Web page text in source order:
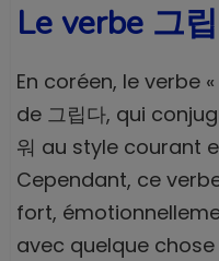
Le verbe 그
En coréen, le verbe
de 그립다, qui
워 au style courant
Cependant, ce
fort,
avec quelque